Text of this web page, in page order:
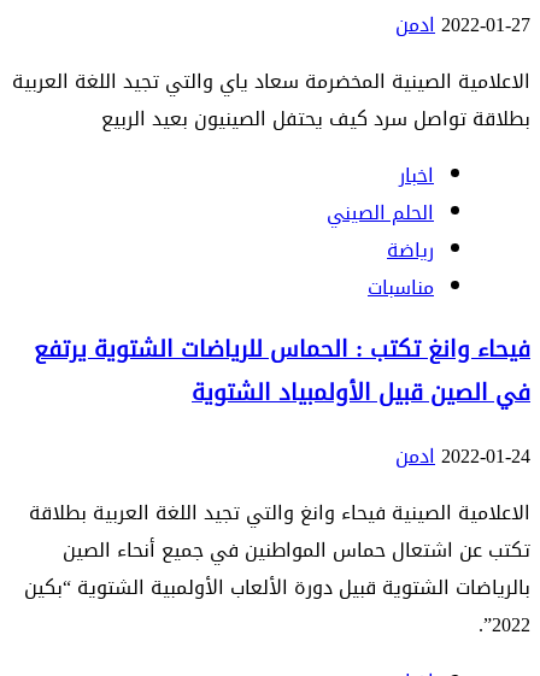
2022-01-27ادمن
الاعلامية الصينية المخضرمة سعاد ياي والتي تجيد اللغة العربية
بطلاقة تواصل سرد كيف يحتفل الصينيون بعيد الربيع
اخبار
الحلم الصيني
رياضة
مناسبات
فيحاء وانغ تكتب : الحماس للرياضات الشتوية يرتفع
في الصين قبيل الأولمبياد الشتوية
2022-01-24ادمن
الاعلامية الصينية فيحاء وانغ والتي تجيد اللغة العربية بطلاقة
تكتب عن اشتعال حماس المواطنين في جميع أنحاء الصين
بالرياضات الشتوية قبيل دورة الألعاب الأولمبية الشتوية “بكين
2022”.